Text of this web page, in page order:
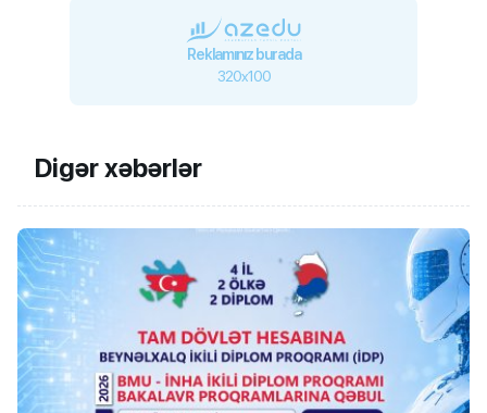
Reklamınız burada
320x100
Digər xəbərlər